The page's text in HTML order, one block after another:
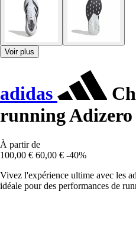
Voir plus
adidas
running Adizero
À partir de
100,00 € 60,00 € -40%
Vivez l'expérience ultime avec les
idéale pour des performances de